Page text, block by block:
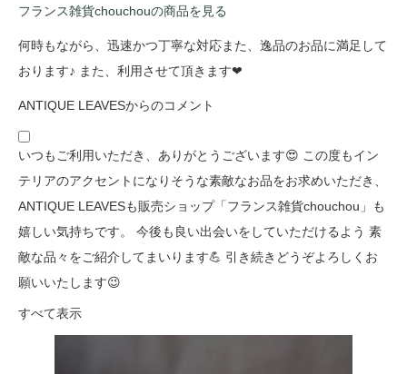
フランス雑貨chouchouの商品を見る
何時もながら、迅速かつ丁寧な対応また、逸品のお品に満足して
おります♪ また、利用させて頂きます❤
ANTIQUE LEAVESからのコメント
いつもご利用いただき、ありがとうございます😍 この度もイン
テリアのアクセントになりそうな素敵なお品をお求めいただき、
ANTIQUE LEAVESも販売ショップ「フランス雑貨chouchou」も
嬉しい気持ちです。 今後も良い出会いをしていただけるよう 素
敵な品々をご紹介してまいります💪 引き続きどうぞよろしくお
願いいたします😉
すべて表示